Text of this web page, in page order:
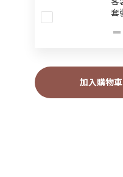
套
加入購物車